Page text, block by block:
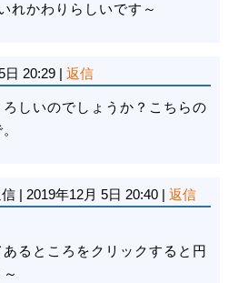
れかわりらしいです～
日 20:29 | 返信
しいのでしょうか？こちらの
| 2019年12月 5日 20:40 | 返信
るところをクリックすると円